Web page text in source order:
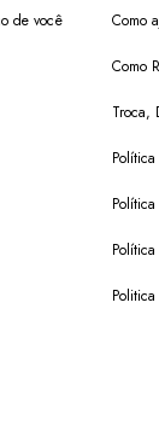
de você Como
Como
Troca,